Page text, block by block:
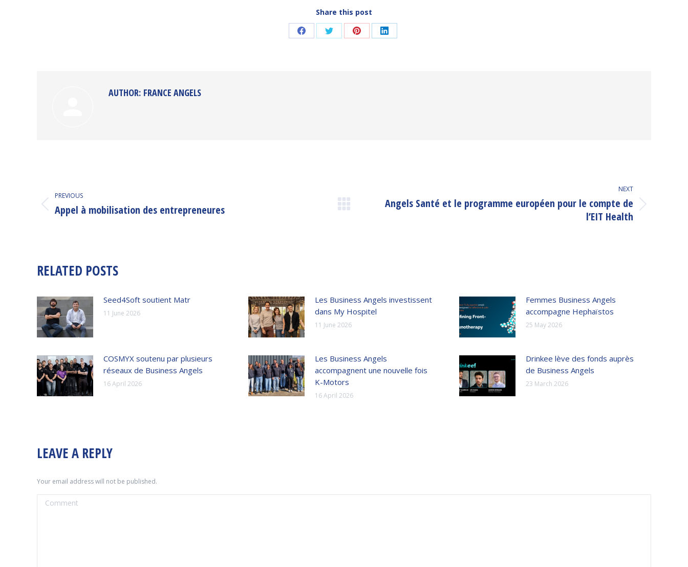
Share this post
Share Share Share Share
AUTHOR: FRANCE ANGELS
NAVIGATION
PREVIOUS
Previous
Appel à mobilisation des entrepreneures
NEXT
Angels Santé et le programme européen pour le compte de
l’EIT Health
RELATED POSTS
Seed4Soft soutient Matr
11 June 2026
Les Business Angels investissent
dans My Hospitel
11 June 2026
Femmes Business Angels
accompagne Hephaïstos
25 May 2026
COSMYX soutenu par plusieurs
réseaux de Business Angels
16 April 2026
Les Business Angels
accompagnent une nouvelle fois
K-Motors
16 April 2026
Drinkee lève des fonds auprès
de Business Angels
23 March 2026
LEAVE A REPLY
Your email address will not be published.
Comment